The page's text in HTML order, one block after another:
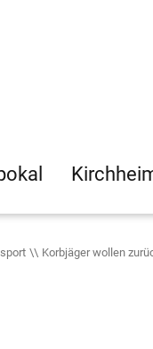
Korbjäger wollen